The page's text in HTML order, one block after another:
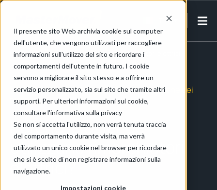
Il presente sito Web archivia cookie sul computer
dell'utente, che vengono utilizzati per raccogliere
informazioni sull'utilizzo del sito e ricordare i
comportamenti dell'utente in futuro. I cookie
servono a migliorare il sito stesso e a offrire un
servizio personalizzato, sia sul sito che tramite altri
supporti. Per ulteriori informazioni sui cookie,
consultare l'informativa sulla privacy
Se non si accetta l'utilizzo, non verrà tenuta traccia
del comportamento durante visita, ma verrà
utilizzato un unico cookie nel browser per ricordare
che si è scelto di non registrare informazioni sulla
navigazione.
Impostazioni cookie
IT-IT
Home/ Perché le aziende utilizzano rimorchiatori elettrici?
Perché le aziende
utilizzano rimorchiatori
elettrici?
Movimentatori elettrici per la movimentazione dei
materiali.